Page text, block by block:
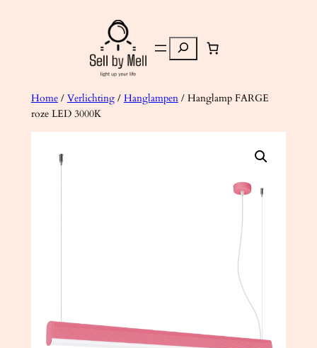
Zoeken
Home/ Verlichting/ Hanglampen/ Hanglamp FARGE
roze LED 3000K